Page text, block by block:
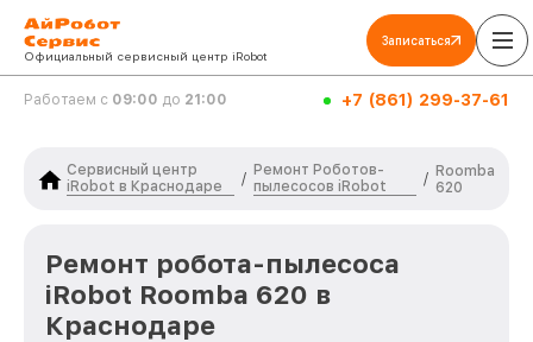
Официальный сервисный центр iRobot
Записаться
Работаем с 09:00 до 21:00 +7 (861) 299-37-61
Сервисный центр
iRobot в Краснодаре
/
Ремонт Роботов-
пылесосов iRobot
/ Roomba
620
Ремонт робота-пылесоса
iRobot Roomba 620 в
Краснодаре